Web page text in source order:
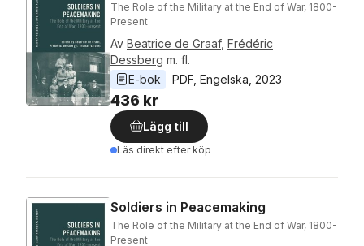
The Role of the Military at the End of War, 1800-
Present
Av Beatrice de Graaf, Frédéric
Dessberg m. fl.
E-bok
PDF Engelska 2023
436 kr
Lägg till
Läs direkt efter köp
Soldiers in Peacemaking
The Role of the Military at the End of War, 1800-
Present